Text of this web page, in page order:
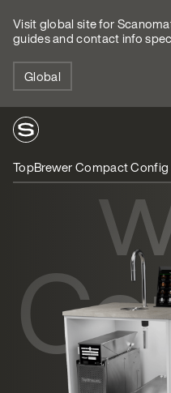
Visit global site for
guides and contact info
Global
TopBrewer Compact Config